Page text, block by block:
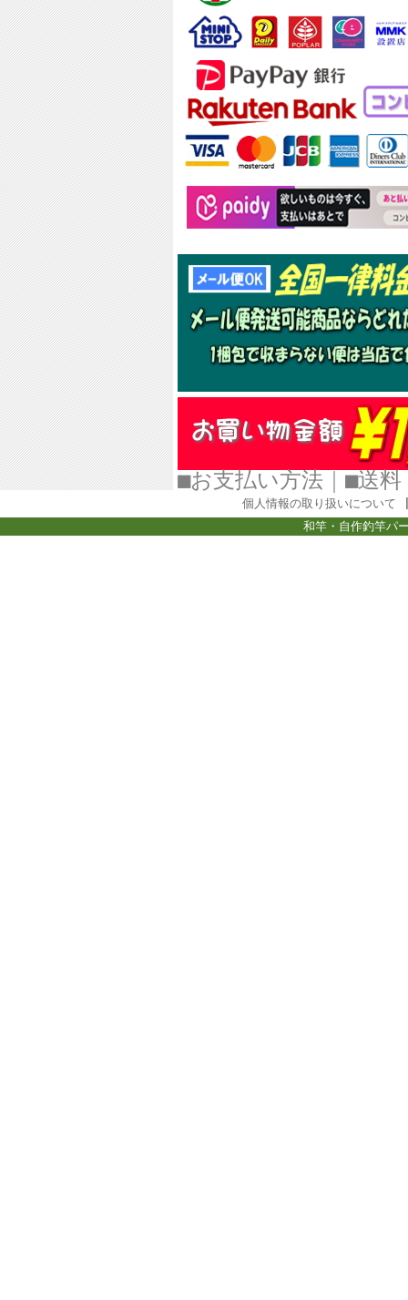
■お支払い方法 ■
個人情報の取り扱いについて
和竿・自作釣竿パ